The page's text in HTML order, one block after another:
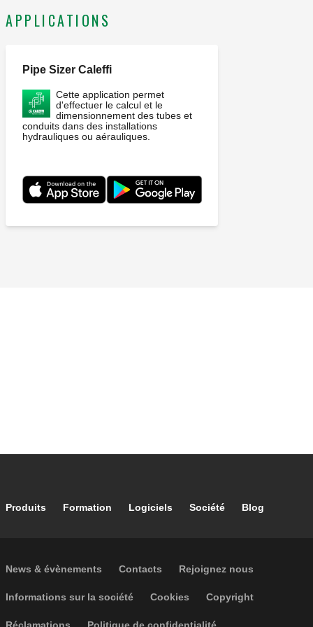
APPLICATIONS
Pipe Sizer Caleffi
Cette application permet
d'effectuer le calcul et le
dimensionnement des tubes et
conduits dans des installations
hydrauliques ou aérauliques.
Footer main navigation
Produits Formation Logiciels Société Blog
Footer secondary navigation
News & évènements Contacts Rejoignez nous
Footer menu
Informations sur la société Cookies Copyright